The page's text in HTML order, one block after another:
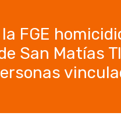
FGE
San Matías